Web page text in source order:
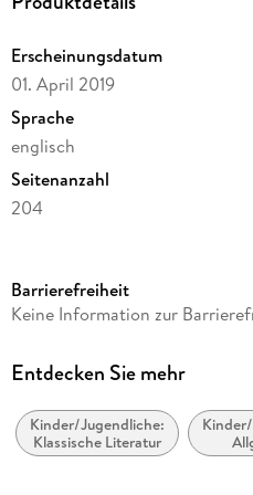
Erscheinungsdatum
01. April 2019
Sprache
englisch
Seitenanzahl
204
Reihe
Autor/Autorin
Illustrationen
Alice Carsey
Barrierefreiheit
Keine Information zur
Entdecken Sie mehr
Kinder/Jugendliche:
Klassische Literatur